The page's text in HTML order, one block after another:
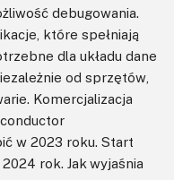
debugowania.
które spełniają
dla układu dane
od sprzętów,
Komercjalizacja
w 2023 roku. Start
rok. Jak wyjaśnia